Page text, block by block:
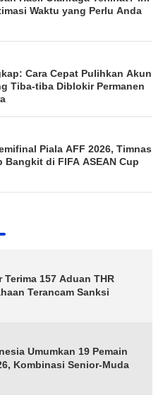
Waktu yang Perlu Anda
Cara Cepat Pulihkan Akun
Tiba-tiba Diblokir Permanen
Piala AFF 2026, Timnas
Bangkit di FIFA ASEAN Cup
157 Aduan THR
Terancam Sanksi
Umumkan 19 Pemain
Kombinasi Senior-Muda